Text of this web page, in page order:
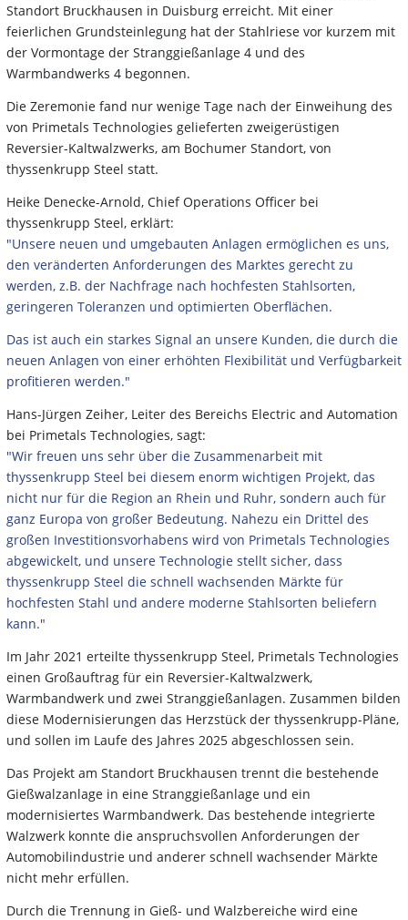
Standort Bruckhausen in Duisburg erreicht. Mit einer
feierlichen Grundsteinlegung hat der Stahlriese vor kurzem mit
der Vormontage der Stranggießanlage 4 und des
Warmbandwerks 4 begonnen.
Die Zeremonie fand nur wenige Tage nach der Einweihung des
von Primetals Technologies gelieferten zweigerüstigen
Reversier-Kaltwalzwerks, am Bochumer Standort, von
thyssenkrupp Steel statt.
Heike Denecke-Arnold, Chief Operations Officer bei
thyssenkrupp Steel, erklärt:
"Unsere neuen und umgebauten Anlagen ermöglichen es uns,
den veränderten Anforderungen des Marktes gerecht zu
werden, z.B. der Nachfrage nach hochfesten Stahlsorten,
geringeren Toleranzen und optimierten Oberflächen.
Das ist auch ein starkes Signal an unsere Kunden, die durch die
neuen Anlagen von einer erhöhten Flexibilität und Verfügbarkeit
profitieren werden."
Hans-Jürgen Zeiher, Leiter des Bereichs Electric and Automation
bei Primetals Technologies, sagt:
"Wir freuen uns sehr über die Zusammenarbeit mit
thyssenkrupp Steel bei diesem enorm wichtigen Projekt, das
nicht nur für die Region an Rhein und Ruhr, sondern auch für
ganz Europa von großer Bedeutung. Nahezu ein Drittel des
großen Investitionsvorhabens wird von Primetals Technologies
abgewickelt, und unsere Technologie stellt sicher, dass
thyssenkrupp Steel die schnell wachsenden Märkte für
hochfesten Stahl und andere moderne Stahlsorten beliefern
kann."
Im Jahr 2021 erteilte thyssenkrupp Steel, Primetals Technologies
einen Großauftrag für ein Reversier-Kaltwalzwerk,
Warmbandwerk und zwei Stranggießanlagen. Zusammen bilden
diese Modernisierungen das Herzstück der thyssenkrupp-Pläne,
und sollen im Laufe des Jahres 2025 abgeschlossen sein.
Das Projekt am Standort Bruckhausen trennt die bestehende
Gießwalzanlage in eine Stranggießanlage und ein
modernisiertes Warmbandwerk. Das bestehende integrierte
Walzwerk konnte die anspruchsvollen Anforderungen der
Automobilindustrie und anderer schnell wachsender Märkte
nicht mehr erfüllen.
Durch die Trennung in Gieß- und Walzbereiche wird eine